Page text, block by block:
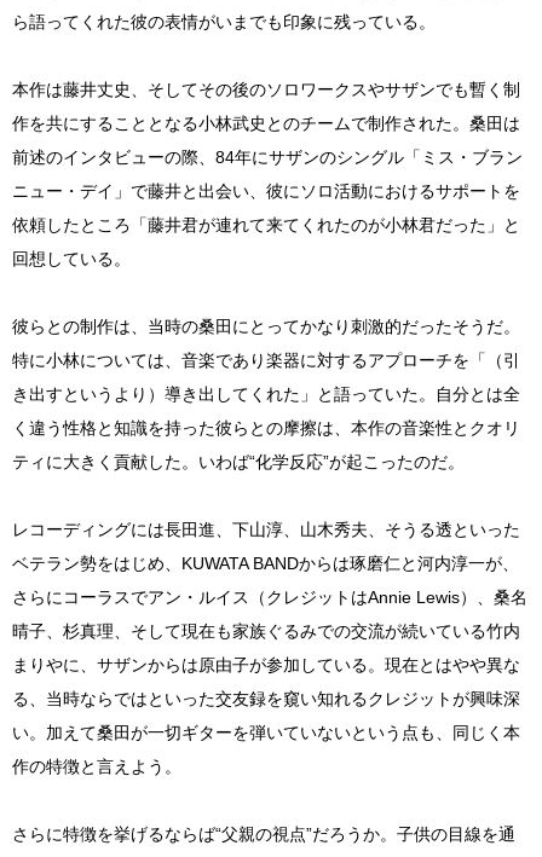
ら語ってくれた彼の表情がいまでも印象に残っている。
本作は藤井丈史、そしてその後のソロワークスやサザンでも暫く制
作を共にすることとなる小林武史とのチームで制作された。桑田は
前述のインタビューの際、84年にサザンのシングル「ミス・ブラン
ニュー・デイ」で藤井と出会い、彼にソロ活動におけるサポートを
依頼したところ「藤井君が連れて来てくれたのが小林君だった」と
回想している。
彼らとの制作は、当時の桑田にとってかなり刺激的だったそうだ。
特に小林については、音楽であり楽器に対するアプローチを「（引
き出すというより）導き出してくれた」と語っていた。自分とは全
く違う性格と知識を持った彼らとの摩擦は、本作の音楽性とクオリ
ティに大きく貢献した。いわば“化学反応”が起こったのだ。
レコーディングには長田進、下山淳、山木秀夫、そうる透といった
ベテラン勢をはじめ、KUWATA BANDからは琢磨仁と河内淳一が、
さらにコーラスでアン・ルイス（クレジットはAnnie Lewis）、桑名
晴子、杉真理、そして現在も家族ぐるみでの交流が続いている竹内
まりやに、サザンからは原由子が参加している。現在とはやや異な
る、当時ならではといった交友録を窺い知れるクレジットが興味深
い。加えて桑田が一切ギターを弾いていないという点も、同じく本
作の特徴と言えよう。
さらに特徴を挙げるならば“父親の視点”だろうか。子供の目線を通